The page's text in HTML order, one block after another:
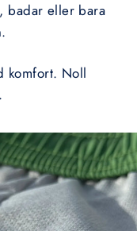
badar eller bara
komfort. Noll